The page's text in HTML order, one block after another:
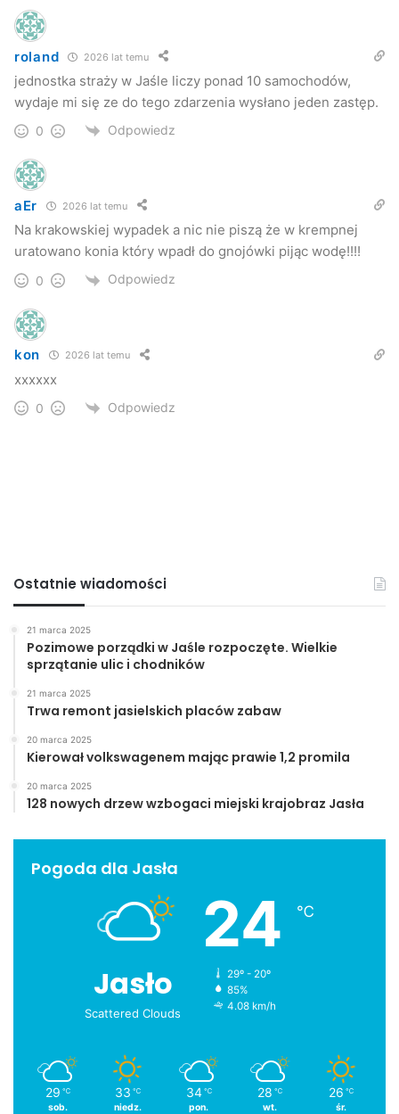
roland 2026 lat temu
jednostka straży w Jaśle liczy ponad 10 samochodów,
wydaje mi się ze do tego zdarzenia wysłano jeden zastęp.
0 Odpowiedz
aEr 2026 lat temu
Na krakowskiej wypadek a nic nie piszą że w krempnej
uratowano konia który wpadł do gnojówki pijąc wodę!!!!
0 Odpowiedz
kon 2026 lat temu
xxxxxx
0 Odpowiedz
Ostatnie wiadomości
21 marca 2025
Pozimowe porządki w Jaśle rozpoczęte. Wielkie
sprzątanie ulic i chodników
21 marca 2025
Trwa remont jasielskich placów zabaw
20 marca 2025
Kierował volkswagenem mając prawie 1,2 promila
20 marca 2025
128 nowych drzew wzbogaci miejski krajobraz Jasła
Pogoda dla Jasła
Jasło
Scattered Clouds
24 ℃
29º - 20º
85%
4.08 km/h
29 ℃
sob.
33 ℃
niedz.
34 ℃
pon.
28 ℃
wt.
26 ℃
śr.